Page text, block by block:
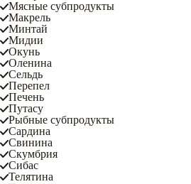
Мясные субпродукты
Макрель
Минтай
Мидии
Окунь
Оленина
Сельдь
Перепел
Печень
Путасу
Рыбные субпродукты
Сардина
Свинина
Скумбрия
Сибас
Телятина